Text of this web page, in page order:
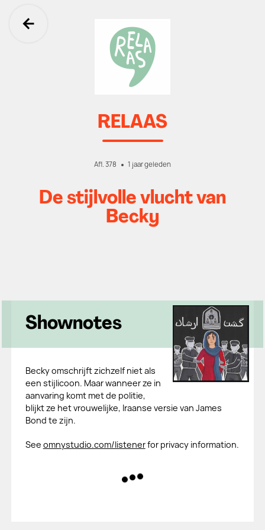
Ga terug
RELAAS
Afl. 378 1 jaar geleden
De stijlvolle vlucht van
Becky
Shownotes
Becky omschrijft zichzelf niet als
een stijlicoon. Maar wanneer ze in
aanvaring komt met de politie,
blijkt ze het vrouwelijke, Iraanse versie van James
Bond te zijn.
See omnystudio.com/listenerfor privacy information.